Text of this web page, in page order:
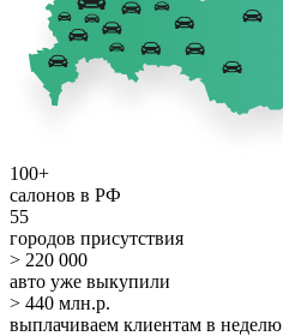
100+
салонов в РФ
55
городов присутствия
> 220 000
авто уже выкупили
> 440 млн.р.
выплачиваем клиентам в неделю